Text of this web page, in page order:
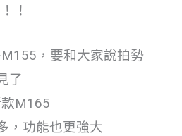
！
，要和大家說拍勢
了
M165
，功能也更強大